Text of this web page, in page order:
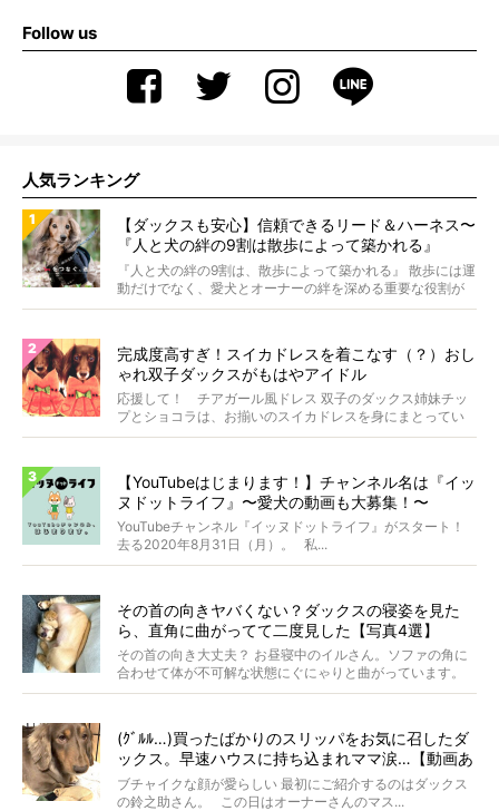
Follow us
人気ランキング
【ダックスも安心】信頼できるリード＆ハーネス〜
『人と犬の絆の9割は散歩によって築かれる』
WOLFGANG MAN＆BEAST〜
『人と犬の絆の9割は、散歩によって築かれる』 散歩には運
動だけでなく、愛犬とオーナーの絆を深める重要な役割が
あ...
完成度高すぎ！スイカドレスを着こなす（？）おし
ゃれ双子ダックスがもはやアイドル
応援して！ チアガール風ドレス 双子のダックス姉妹チッ
プとショコラは、お揃いのスイカドレスを身にまとってい
ます...
【YouTubeはじまります！】チャンネル名は『イッ
ヌドットライフ』〜愛犬の動画も大募集！〜
YouTubeチャンネル『イッヌドットライフ』がスタート！
去る2020年8月31日（月）。 私...
その首の向きヤバくない？ダックスの寝姿を見た
ら、直角に曲がってて二度見した【写真4選】
その首の向き大丈夫？ お昼寝中のイルさん。ソファの角に
合わせて体が不可解な状態にぐにゃりと曲がっています。
&...
(ｸﾞﾙﾙ…)買ったばかりのスリッパをお気に召したダ
ックス。早速ハウスに持ち込まれママ涙…【動画あ
り】
ブチャイクな顔が愛らしい 最初にご紹介するのはダックス
の鈴之助さん。 この日はオーナーさんのマス...